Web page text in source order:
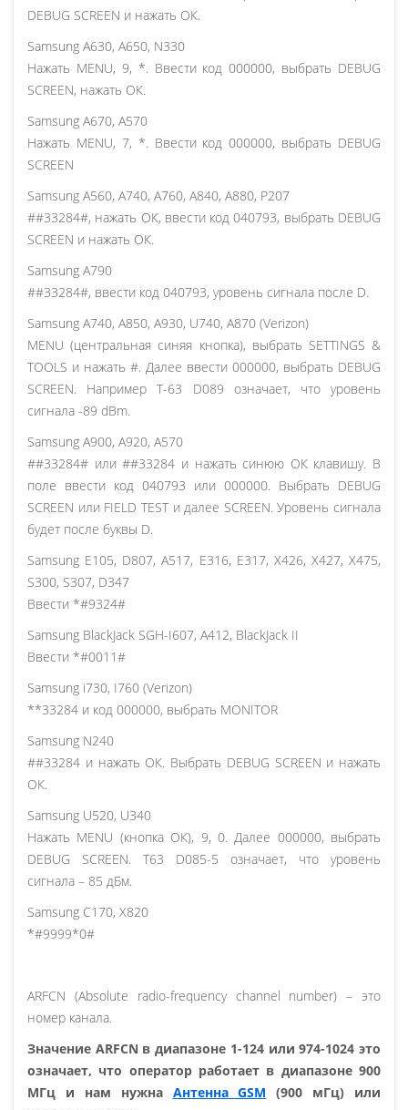
DEBUG SCREEN и нажать ОК.
Samsung A630, A650, N330
Нажать MENU, 9, *. Ввести код 000000, выбрать DEBUG
SCREEN, нажать ОК.
Samsung A670, A570
Нажать MENU, 7, *. Ввести код 000000, выбрать DEBUG
SCREEN
Samsung A560, A740, A760, A840, A880, P207
##33284#, нажать ОК, ввести код 040793, выбрать DEBUG
SCREEN и нажать ОК.
Samsung A790
##33284#, ввести код 040793, уровень сигнала после D.
Samsung A740, A850, A930, U740, A870 (Verizon)
MENU (центральная синяя кнопка), выбрать SETTINGS &
TOOLS и нажать #. Далее ввести 000000, выбрать DEBUG
SCREEN. Например T-63 D089 означает, что уровень
сигнала -89 dBm.
Samsung A900, A920, A570
##33284# или ##33284 и нажать синюю ОК клавишу. В
поле ввести код 040793 или 000000. Выбрать DEBUG
SCREEN или FIELD TEST и далее SCREEN. Уровень сигнала
будет после буквы D.
Samsung E105, D807, A517, E316, E317, X426, X427, X475,
S300, S307, D347
Ввести *#9324#
Samsung BlackJack SGH-I607, A412, BlackJack II
Ввести *#0011#
Samsung i730, I760 (Verizon)
**33284 и код 000000, выбрать MONITOR
Samsung N240
##33284 и нажать ОК. Выбрать DEBUG SCREEN и нажать
ОК.
Samsung U520, U340
Нажать MENU (кнопка ОК), 9, 0. Далее 000000, выбрать
DEBUG SCREEN. T63 D085-5 означает, что уровень
сигнала – 85 дБм.
Samsung C170, X820
*#9999*0#
ARFCN (Absolute radio-frequency channel number) – это
номер канала.
Значение ARFCN в диапазоне 1-124 или 974-1024 это
означает, что оператор работает в диапазоне 900
МГц и нам нужна Антенна GSM (900 мГц) или